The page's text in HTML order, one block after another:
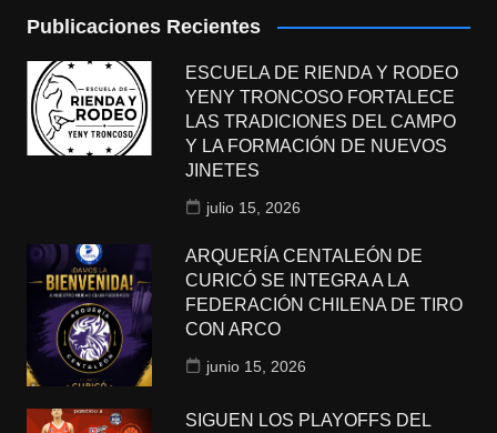
Publicaciones Recientes
ESCUELA DE RIENDA Y RODEO
YENY TRONCOSO FORTALECE
LAS TRADICIONES DEL CAMPO
Y LA FORMACIÓN DE NUEVOS
JINETES
julio 15, 2026
ARQUERÍA CENTALEÓN DE
CURICÓ SE INTEGRA A LA
FEDERACIÓN CHILENA DE TIRO
CON ARCO
junio 15, 2026
SIGUEN LOS PLAYOFFS DEL